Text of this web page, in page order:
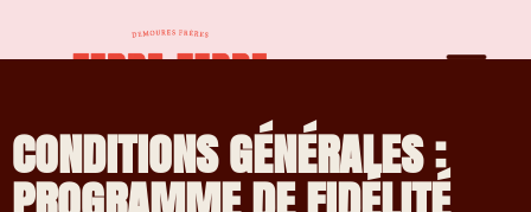
CONDITIONS GÉNÉRALES :